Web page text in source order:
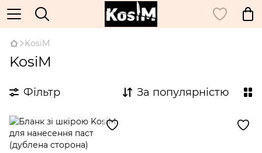
KosiM
KosiM
Фільтр За популярністю